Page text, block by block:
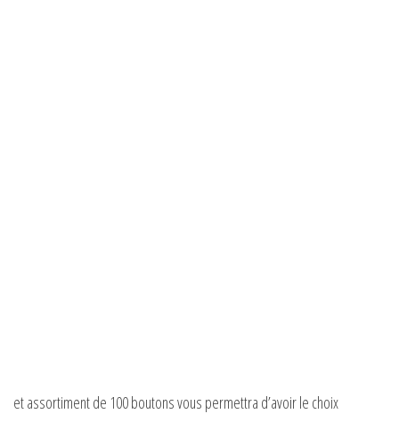
et assortiment de 100 boutons vous permettra d’avoir le choix